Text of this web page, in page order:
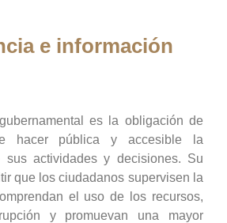
e información
es la obligación de
hacer pública y accesible la
sus actividades y decisiones. Su
que los ciudadanos supervisen la
el uso de los recursos,
y promuevan una mayor